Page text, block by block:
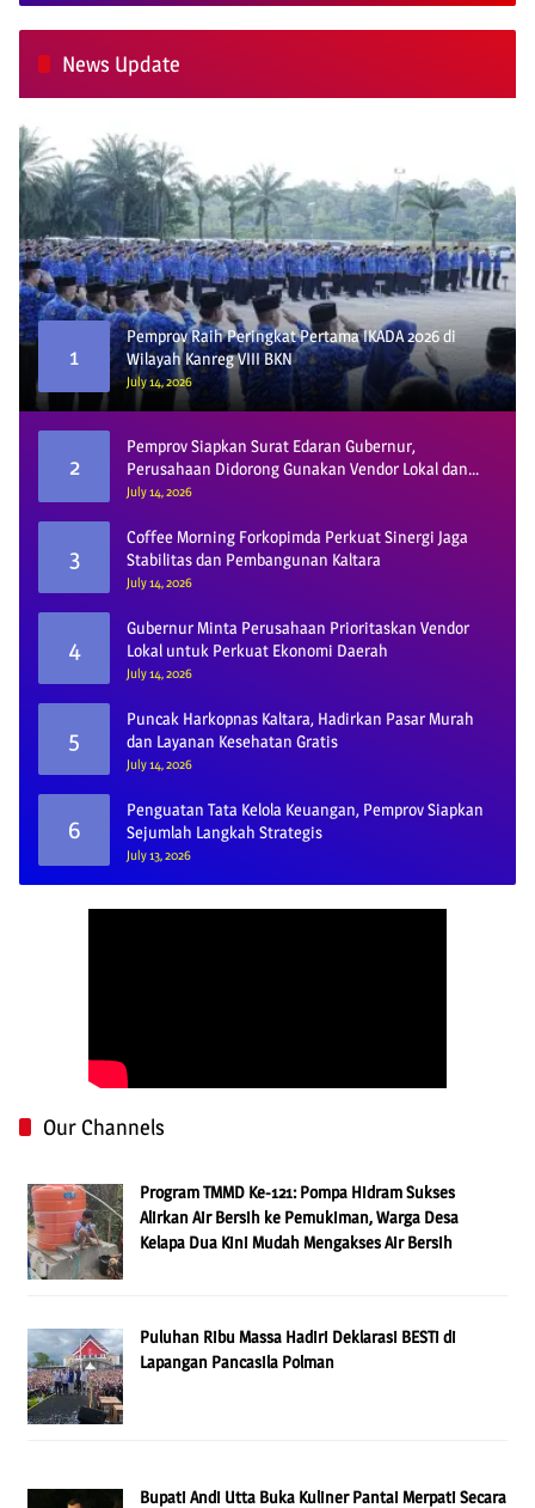
News Update
1
Pemprov Raih Peringkat Pertama IKADA 2026 di
Wilayah Kanreg VIII BKN
July 14, 2026
2
Pemprov Siapkan Surat Edaran Gubernur,
Perusahaan Didorong Gunakan Vendor Lokal dan
Pelat KU
July 14, 2026
3
Coffee Morning Forkopimda Perkuat Sinergi Jaga
Stabilitas dan Pembangunan Kaltara
July 14, 2026
4
Gubernur Minta Perusahaan Prioritaskan Vendor
Lokal untuk Perkuat Ekonomi Daerah
July 14, 2026
5
Puncak Harkopnas Kaltara, Hadirkan Pasar Murah
dan Layanan Kesehatan Gratis
July 14, 2026
6
Penguatan Tata Kelola Keuangan, Pemprov Siapkan
Sejumlah Langkah Strategis
July 13, 2026
Our Channels
Program TMMD Ke-121: Pompa Hidram Sukses
Alirkan Air Bersih ke Pemukiman, Warga Desa
Kelapa Dua Kini Mudah Mengakses Air Bersih
Puluhan Ribu Massa Hadiri Deklarasi BESTi di
Lapangan Pancasila Polman
Bupati Andi Utta Buka Kuliner Pantai Merpati Secara